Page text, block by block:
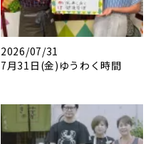
2026/07/31
7月31日(金)ゆうわく時間